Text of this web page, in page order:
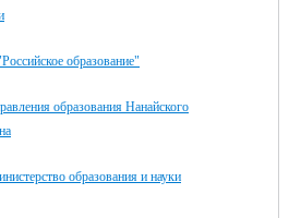
образование"
образования Нанайского
образования и науки